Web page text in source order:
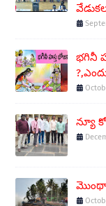
భగినీ
న్యూ
మొంథా